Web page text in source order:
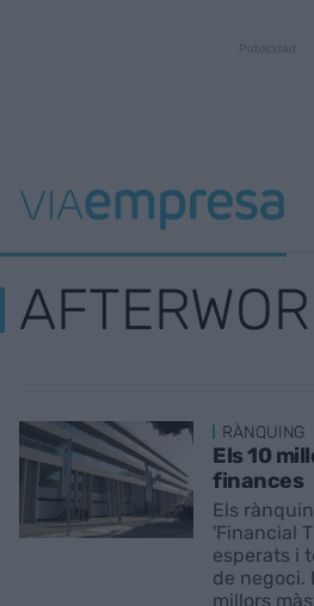
RÀNQUING
Els 10
finances
Els
'Financial
esperats i
de negoci.
millors